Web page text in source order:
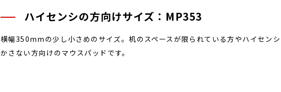
ハイセンシの方向けサイズ：MP353
横幅350mmの少し小さめのサイズ。机のスペースが限られている方やハイセン
かさない方向けのマウスパッドです。